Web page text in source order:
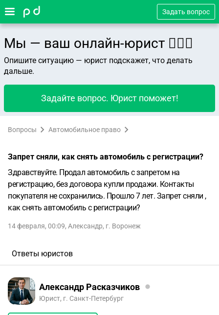
Задать вопрос
Мы — ваш онлайн-юрист 👨🏻‍⚖️
Опишите ситуацию — юрист подскажет, что делать
дальше.
Задайте вопрос. Юрист поможет!
Вопросы Автомобильное право
Запрет сняли, как снять автомобиль с регистрации?
Здравствуйте. Продал автомобиль с запретом на
регистрацию, без договора купли продажи. Контакты
покупателя не сохранились. Прошло 7 лет. Запрет сняли ,
как снять автомобиль с регистрации?
14 февраля, 00:09, Александр, г. Воронеж
Ответы юристов
Александр Расказчиков
Юрист, г. Санкт-Петербург